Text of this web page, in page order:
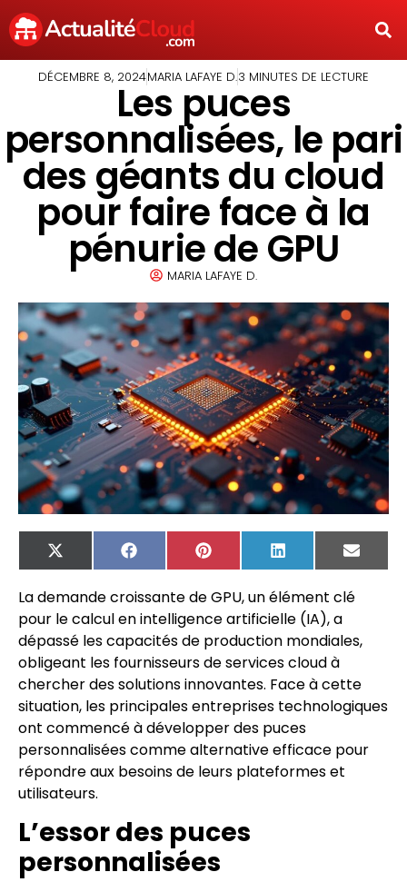
DÉCEMBRE 8, 2024MARIA LAFAYE D.3 MINUTES DE LECTURE
Les puces
personnalisées, le pari
des géants du cloud
pour faire face à la
pénurie de GPU
MARIA LAFAYE D.
X
(Twitter)
FacebookPinterest LinkedIn
Email
La demande croissante de GPU, un élément clé
pour le calcul en intelligence artificielle (IA), a
dépassé les capacités de production mondiales,
obligeant les fournisseurs de services cloud à
chercher des solutions innovantes. Face à cette
situation, les principales entreprises technologiques
ont commencé à développer des puces
personnalisées comme alternative efficace pour
répondre aux besoins de leurs plateformes et
utilisateurs.
L’essor des puces
personnalisées